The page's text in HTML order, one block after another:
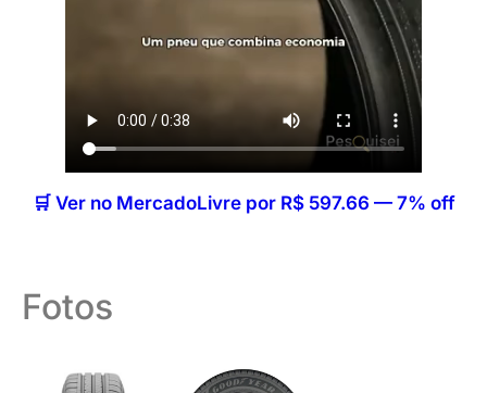
🛒 Ver no MercadoLivre por R$ 597.66 — 7% off
Fotos